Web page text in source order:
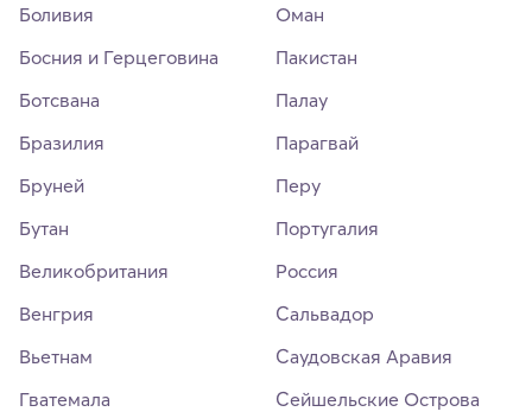
Боливия
Босния и Герцеговина
Ботсвана
Бразилия
Бруней
Бутан
Великобритания
Венгрия
Вьетнам
Гватемала
Оман
Пакистан
Палау
Парагвай
Перу
Португалия
Россия
Сальвадор
Саудовская Аравия
Сейшельские Острова